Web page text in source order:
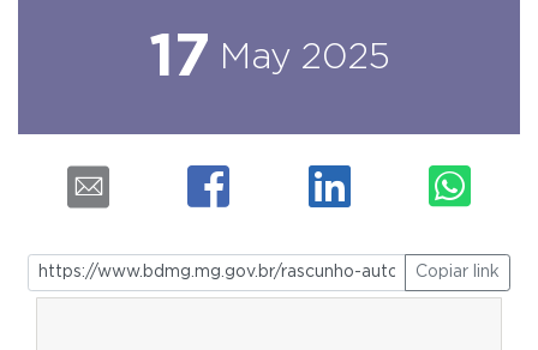
17 May 2025
Copiar link